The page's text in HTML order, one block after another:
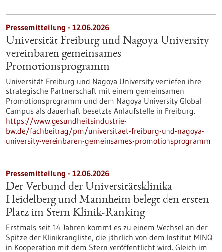
Pressemitteilung - 12.06.2026
Universität Freiburg und Nagoya University
vereinbaren gemeinsames
Promotionsprogramm
Universität Freiburg und Nagoya University vertiefen ihre
strategische Partnerschaft mit einem gemeinsamen
Promotionsprogramm und dem Nagoya University Global
Campus als dauerhaft besetzte Anlaufstelle in Freiburg.
https://www.gesundheitsindustrie-
bw.de/fachbeitrag/pm/universitaet-freiburg-und-nagoya-
university-vereinbaren-gemeinsames-promotionsprogramm
Pressemitteilung - 12.06.2026
Der Verbund der Universitätsklinika
Heidelberg und Mannheim belegt den ersten
Platz im Stern Klinik-Ranking
Erstmals seit 14 Jahren kommt es zu einem Wechsel an der
Spitze der Klinikrangliste, die jährlich von dem Institut MINQ
in Kooperation mit dem Stern veröffentlicht wird. Gleich im